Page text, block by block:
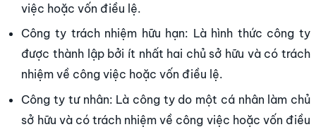
việc hoặc vốn điều lệ.
Công ty trách nhiệm hữu hạn: Là hình thức công ty
được thành lập bởi ít nhất hai chủ sở hữu và có trách
nhiệm về công việc hoặc vốn điều lệ.
Công ty tư nhân: Là công ty do một cá nhân làm chủ
sở hữu và có trách nhiệm về công việc hoặc vốn điều